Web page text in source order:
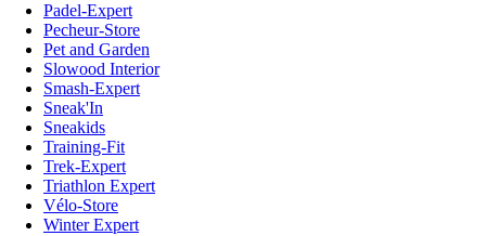
Padel-Expert
Pecheur-Store
Pet and Garden
Slowood Interior
Smash-Expert
Sneak'In
Sneakids
Training-Fit
Trek-Expert
Triathlon Expert
Vélo-Store
Winter Expert